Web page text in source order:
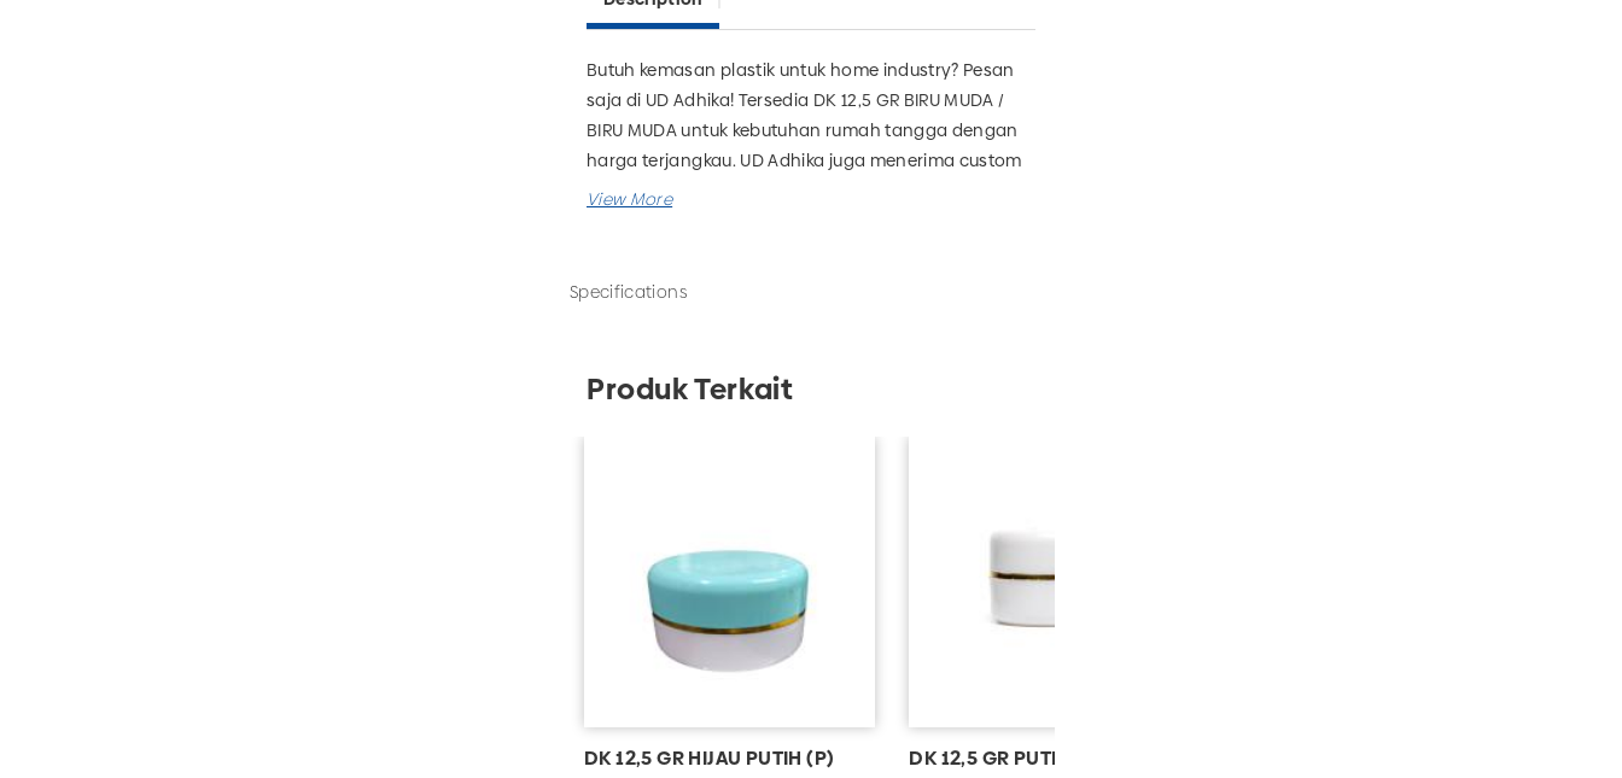
Butuh kemasan plastik untuk home industry? Pesan
saja di UD Adhika! Tersedia DK 12,5 GR BIRU MUDA /
BIRU MUDA untuk kebutuhan rumah tangga dengan
harga terjangkau. UD Adhika juga menerima custom
kemasan plastik yang bisa disesuaikan dengan
Malang.
Specifications
Produk Terkait
DK 12,5 GR HIJAU PUTIH (P) DK 12,5 GR PUTIH PUTIH